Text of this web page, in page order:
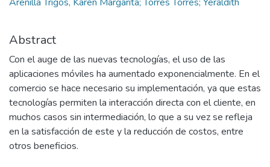
Abstract
Con el auge de las nuevas tecnologías, el uso de las
aplicaciones móviles ha aumentado exponencialmente. En el
comercio se hace necesario su implementación, ya que estas
tecnologías permiten la interacción directa con el cliente, en
muchos casos sin intermediación, lo que a su vez se refleja
en la satisfacción de este y la reducción de costos, entre
otros beneficios.